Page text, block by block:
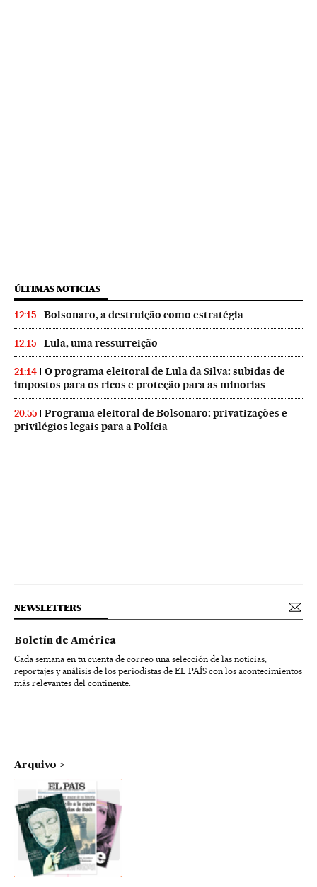
ÚLTIMAS NOTICIAS
12:15 Bolsonaro, a destruição como estratégia
12:15 Lula, uma ressurreição
21:14
O programa eleitoral de Lula da Silva: subidas de
impostos para os ricos e proteção para as minorias
20:55
Programa eleitoral de Bolsonaro: privatizações e
privilégios legais para a Polícia
NEWSLETTERS
Boletín de América
Cada semana en tu cuenta de correo una selección de las noticias,
reportajes y análisis de los periodistas de EL PAÍS con los acontecimientos
más relevantes del continente.
Arquivo